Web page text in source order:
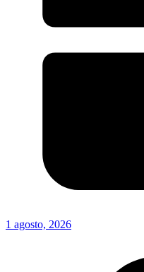
1 agosto, 2026